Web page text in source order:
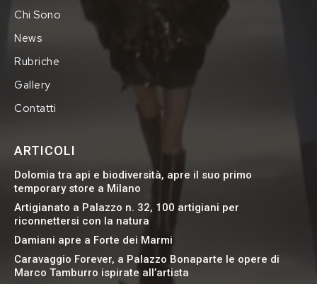
Chi Sono
News
Rubriche
Gallery
Contatti
ARTICOLI
Dolomia tra api e biodiversità, apre il suo primo
temporary store a Milano
Artigianato a Palazzo n. 32, 100 artigiani per
riconnettersi con la natura
Damiani apre a Forte dei Marmi
Caravaggio Forever, a Palazzo Bonaparte le opere di
Marco Tamburro ispirate all’artista